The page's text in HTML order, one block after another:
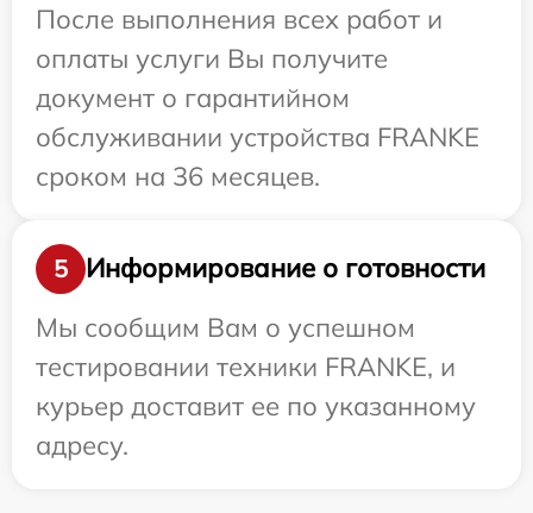
После выполнения всех работ и
оплаты услуги Вы получите
документ о гарантийном
обслуживании устройства FRANKE
сроком на 36 месяцев.
5
Информирование о готовности
Мы сообщим Вам о успешном
тестировании техники FRANKE, и
курьер доставит ее по указанному
адресу.